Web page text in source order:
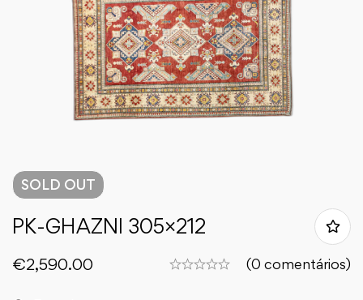
SOLD OUT
PK-GHAZNI 305×212
€2,590.00 (0 comentários)